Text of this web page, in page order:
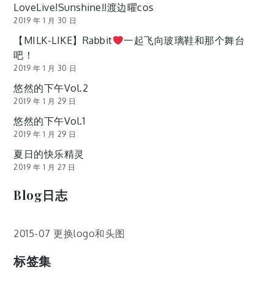
LoveLive!Sunshine!!渡边曜cos
2019 年 1 月 30 日
【MILK-LIKE】Rabbit
一起飞向玻璃鞋和那个舞台
吧！
2019 年 1 月 30 日
悠然的下午Vol.2
2019 年 1 月 29 日
悠然的下午Vol.1
2019 年 1 月 29 日
夏日的快乐精灵
2019 年 1 月 27 日
Blog日志
2015-07 更换logo和头图
标签集